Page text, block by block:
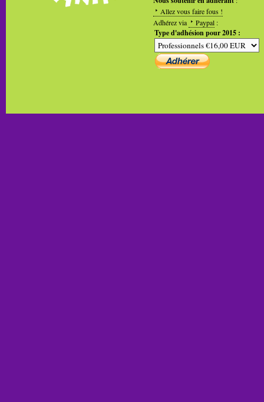
Allez vous faire fous !
Adhérez via
Paypal :
Type d'adhésion pour 2015 :